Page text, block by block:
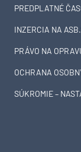
PREDPLATNÉ
INZERCIA NA
PRÁVO NA
OCHRANA
SÚKROMIE –